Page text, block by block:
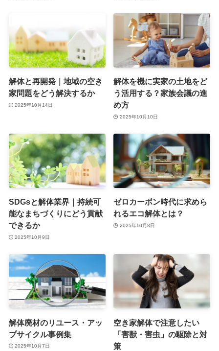
解体と再開発｜地域の空き
家問題をどう解決するか
2025年10月14日
解体を機に実家の土地をど
う活用する？家族会議の進
め方
2025年10月10日
SDGsと解体業界｜持続可
能なまちづくりにどう貢献
できるか
2025年10月9日
ゼロカーボン時代に求めら
れるエコ解体とは？
2025年10月8日
解体廃材のリユース・アッ
プサイクル事例集
2025年10月7日
空き家解体で注意したい
「害獣・害虫」の駆除と対
策